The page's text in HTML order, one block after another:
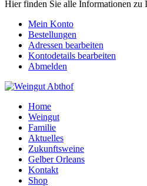
Hier finden Sie alle Informationen zu
Mein Konto
Bestellungen
Adressen bearbeiten
Kontodetails bearbeiten
Abmelden
Home
Weingut
Familie
Aktuelles
Zukunftsweine
Gelber Orleans
Kontakt
Shop